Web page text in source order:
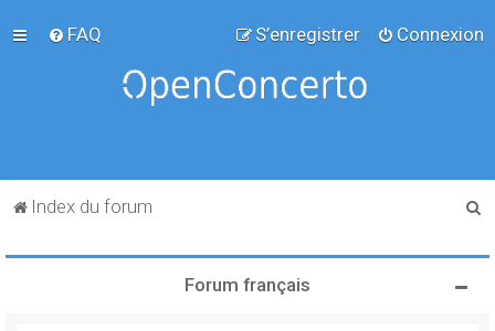
FAQ Connexion
S’enregistrer
Index du forum
Forum français